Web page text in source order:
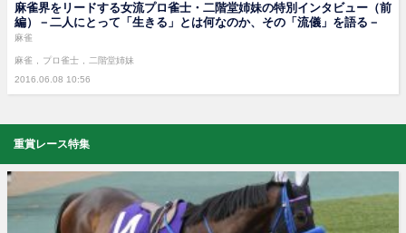
麻雀界をリードする女流プロ雀士・二階堂姉妹の特別インタビュー（前
編）－二人にとって「生きる」とは何なのか、その「流儀」を語る－
2016.06.08 10:56
麻雀
麻雀 プロ雀士 二階堂姉妹
重賞レース特集